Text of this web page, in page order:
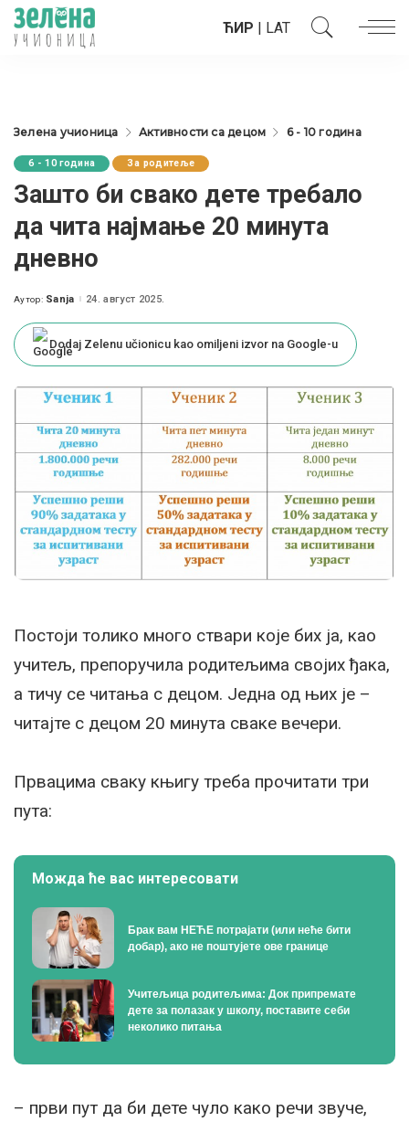
ЋИР | LAT
Зелена учионица Активности са децом 6 - 10 година
6 - 10 година За родитеље
Зашто би свако дете требало
да чита најмање 20 минута
дневно
Posted
Аутор: Sanja 24. август 2025.
Dodaj Zelenu učionicu kao omiljeni izvor na Google-u
Постоји толико много ствари које бих ја, као
учитељ, препоручила родитељима својих ђака,
а тичу се читања с децом. Једна од њих је –
читајте с децом 20 минута сваке вечери.
Првацима сваку књигу треба прочитати три
пута:
Можда ће вас интересовати
Брак вам НЕЋЕ потрајати (или неће бити
добар), ако не поштујете ове границе
Учитељица родитељима: Док припремате
дете за полазак у школу, поставите себи
неколико питања
– први пут да би дете чуло како речи звуче,